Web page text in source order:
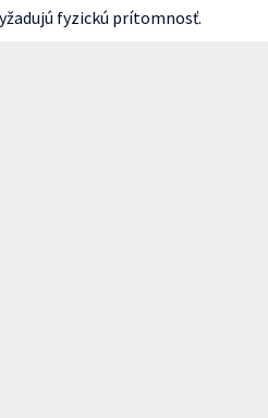
fyzickú prítomnosť.